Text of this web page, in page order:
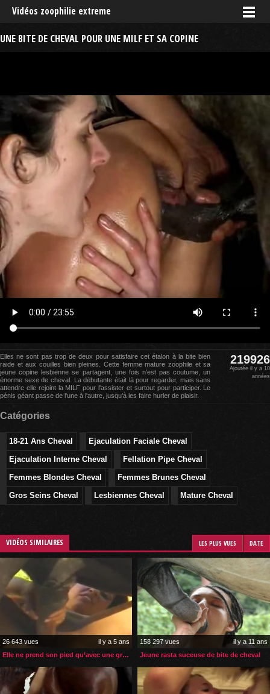
Vidéos zoophilie extreme
UNE BITE DE CHEVAL POUR UNE MILF ET SA COPINE
Elles ne sont pas trop de deux pour satisfaire cet étalon à la bite bien
raide et aux couilles bien pleines. Cette femme mature zoophile et sa
jeune copine lesbienne se partagent, une fois n'est pas coutume, un
énorme sexe de cheval. La débutante était là pour regarder, mais sans
attendre elle rejoint la MILF pour l'assister et surtout pour participer. Le
pénis géant passe de l'une à l'autre, jusqu'à les faire hurler de plaisir.
219926
Ajoutée il y a 10
années
Catégories
18-21 Ans Cheval
Ejaculation Faciale Cheval
Ejaculation Interne Cheval
Fellation Pipe Cheval
Femmes Blondes Cheval
Femmes Brunes Cheval
Gros Seins Cheval
Lesbiennes Cheval Mature Cheval
VIDÉOS SIMILAIRES LES PLUS VUES DATE
26 643 vues
il y a 5 ans
Elle ne prend son pied qu’avec une grosse bite de cheval
158 297 vues
il y a 11 ans
Jeune rasta suceuse de bite de cheval